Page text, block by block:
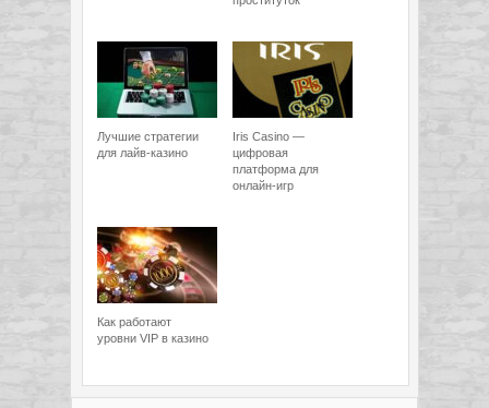
Лучшие стратегии
для лайв-казино
Iris Casino —
цифровая
платформа для
онлайн-игр
Как работают
уровни VIP в казино